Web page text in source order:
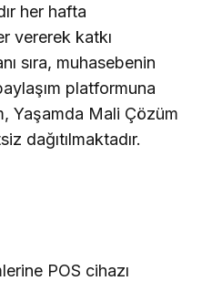
her hafta
vererek katkı
sıra, muhasebenin
platformuna
Yaşamda Mali Çözüm
dağıtılmaktadır.
POS cihazı